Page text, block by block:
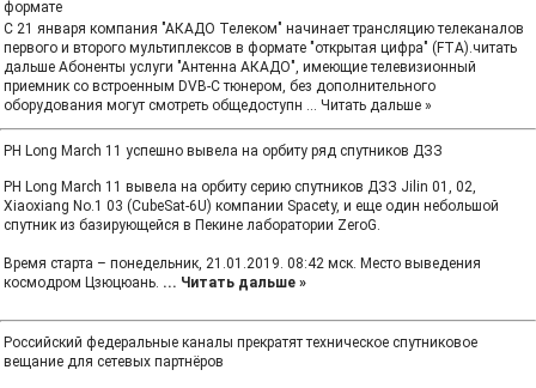
формате
С 21 января компания "АКАДО Телеком" начинает трансляцию телеканалов
первого и второго мультиплексов в формате "открытая цифра" (FTA).читать
дальше Абоненты услуги "Антенна АКАДО", имеющие телевизионный
приемник со встроенным DVB-C тюнером, без дополнительного
оборудования могут смотреть общедоступн ... Читать дальше »
РН Long March 11 успешно вывела на орбиту ряд спутников ДЗЗ
РН Long March 11 вывела на орбиту серию спутников ДЗЗ Jilin 01, 02,
Xiaoxiang No.1 03 (CubeSat-6U) компании Spacety, и еще один небольшой
спутник из базирующейся в Пекине лаборатории ZeroG.
Время старта – понедельник, 21.01.2019. 08:42 мск. Место выведения
космодром Цзюцюань. ... Читать дальше »
Российский федеральные каналы прекратят техническое спутниковое
вещание для сетевых партнёров